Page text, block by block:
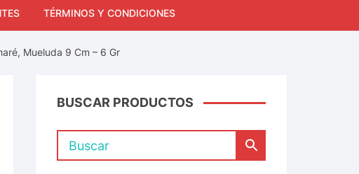
TÉRMINOS Y CONDICIONES
Mueluda 9 Cm – 6 Gr
BUSCAR PRODUCTOS